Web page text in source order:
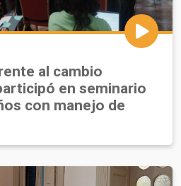
al cambio
en seminario
con manejo de